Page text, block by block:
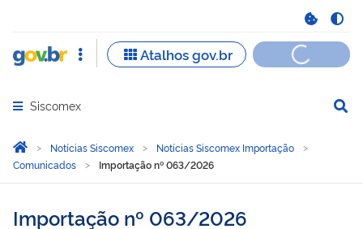
Abrir menu principal de navegação
Siscomex
Você está aqui:
Página Inicial
Notícias Siscomex
Notícias Siscomex Importação
Comunicados
Importação nº 063/2026
Importação nº 063/2026